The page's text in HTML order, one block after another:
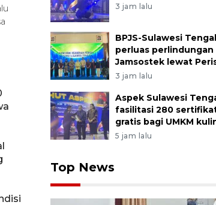
3 jam lalu
BPJS-Sulawesi
perluas perlindungan
Jamsostek lewat
3 jam lalu
Aspek Sulawesi
fasilitasi 280
gratis bagi UMKM
5 jam lalu
Top News